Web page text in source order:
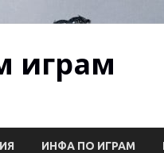
играм
ИНФА ПО ИГРАМ